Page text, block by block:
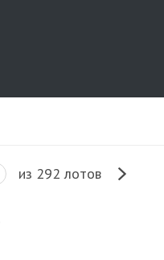
из 292 лотов